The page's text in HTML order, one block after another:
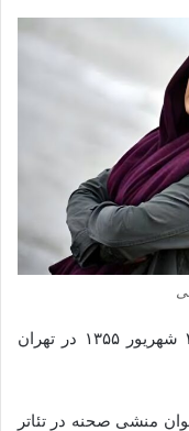
نسرین نصرتی، بازیگر نقش فهیمه، در ۲۰ شهریور ۱۳۵۵ در تهران
خود را از سال ۱۳۸۰ به عنوان منشی صحنه در تئاتر